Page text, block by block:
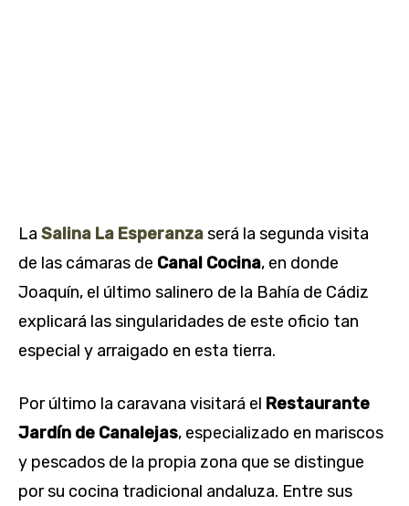
La Salina La Esperanzaserá la segunda visita
de las cámaras de Canal Cocina, en donde
Joaquín, el último salinero de la Bahía de Cádiz
explicará las singularidades de este oficio tan
especial y arraigado en esta tierra.
Por último la caravana visitará el Restaurante
Jardín de Canalejas, especializado en mariscos
y pescados de la propia zona que se distingue
por su cocina tradicional andaluza. Entre sus